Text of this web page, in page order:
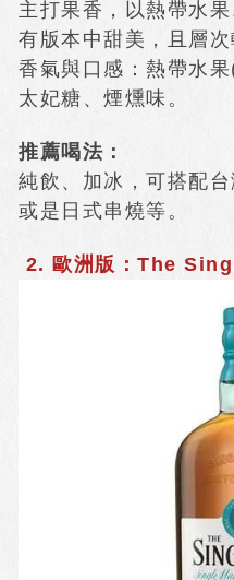
主打果香，以熱帶水
有版本中甜美，且層次
香氣與口感：熱帶水
太妃糖、煙燻味。
推薦喝法：
純飲、加冰，可搭配
或是日式串燒等。
2. 歐洲版：The